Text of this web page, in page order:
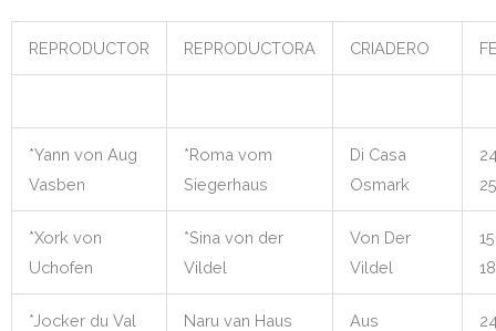
REPRODUCTOR REPRODUCTORA CRIADERO
*Yann von Aug
Vasben
*Roma vom
Siegerhaus
Di Casa
Osmark
*Xork von
Uchofen
*Sina von der
Vildel
Von Der
Vildel
*Jocker du Val
Naru van Haus
Aus